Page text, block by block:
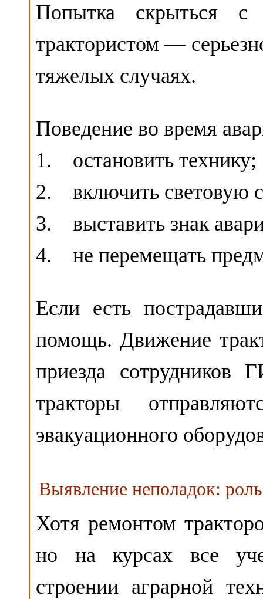
Попытка скрыться с
трактористом —
тяжелых случаях.
Поведение во время
1. остановить технику;
2. включить световую
3. выставить знак
4. не перемещать
Если есть
помощь. Движение
приезда сотрудников
тракторы
эвакуационного
Выявление неполадок:
Хотя ремонтом
но на курсах все
строении аграрной